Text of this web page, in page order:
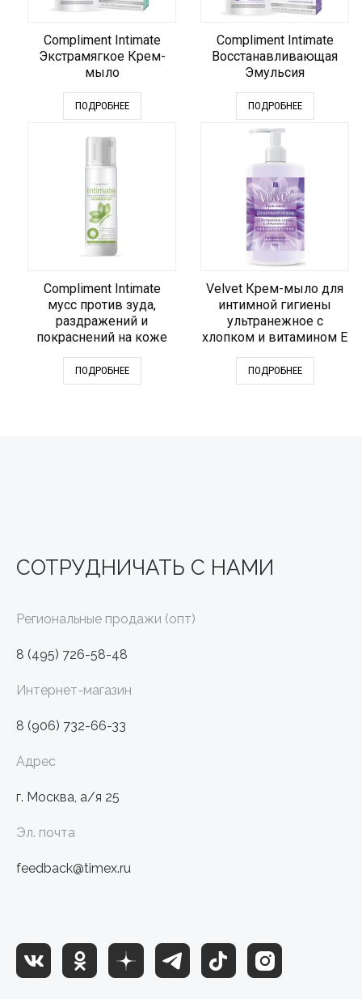
Compliment Intimate
Экстрамягкое Крем-
мыло
ПОДРОБНЕЕ
Compliment Intimate
Восстанавливающая
Эмульсия
ПОДРОБНЕЕ
Compliment Intimate
мусс против зуда,
раздражений и
покраснений на коже
ПОДРОБНЕЕ
Velvet Крем-мыло для
интимной гигиены
ультранежное с
хлопком и витамином Е
ПОДРОБНЕЕ
Адрес
г. Москва, а/я 25
Эл. почта
feedback@timex.ru
Региональные продажи (опт)
8 (495) 726-58-48
Интернет-магазин
8 (906) 732-66-33
СОТРУДНИЧАТЬ С НАМИ